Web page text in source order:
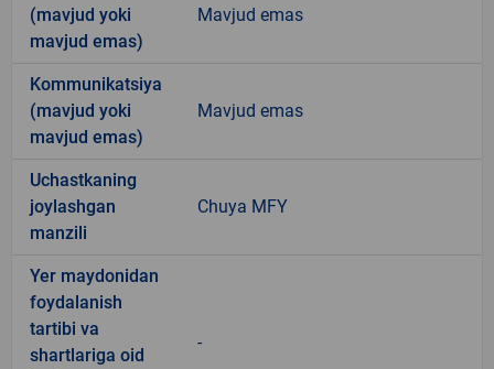
(mavjud yoki
mavjud emas)
Mavjud emas
Kommunikatsiya
(mavjud yoki
mavjud emas)
Mavjud emas
Uchastkaning
joylashgan
manzili
Chuya MFY
Yer maydonidan
foydalanish
tartibi va
shartlariga oid
-